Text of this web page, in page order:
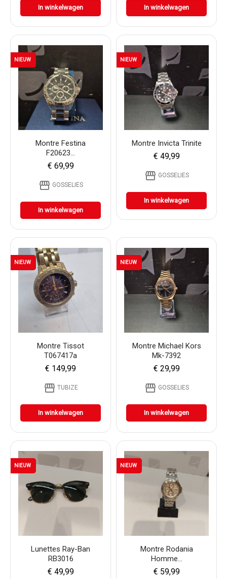
In winkelwagen In winkelwagen
Montre Festina
F20623...
€ 69,99
storefront GOSSELIES
In winkelwagen
NIEUW
Montre Invicta Trinite
€ 49,99
storefront GOSSELIES
In winkelwagen
NIEUW
Montre Tissot
T067417a
€ 149,99
storefront TUBIZE
In winkelwagen
NIEUW
Montre Michael Kors
Mk-7392
€ 29,99
storefront GOSSELIES
In winkelwagen
NIEUW
Lunettes Ray-Ban
RB3016
€ 49,99
NIEUW
Montre Rodania
Homme...
€ 59,99
NIEUW